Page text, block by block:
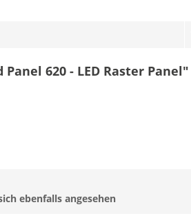
620 - LED Raster Panel"
ebenfalls angesehen